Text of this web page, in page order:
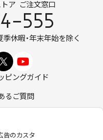
ア ご注文窓口
555
季休暇・年末年始を除く
ピングガイド
るご質問
告のカスタ